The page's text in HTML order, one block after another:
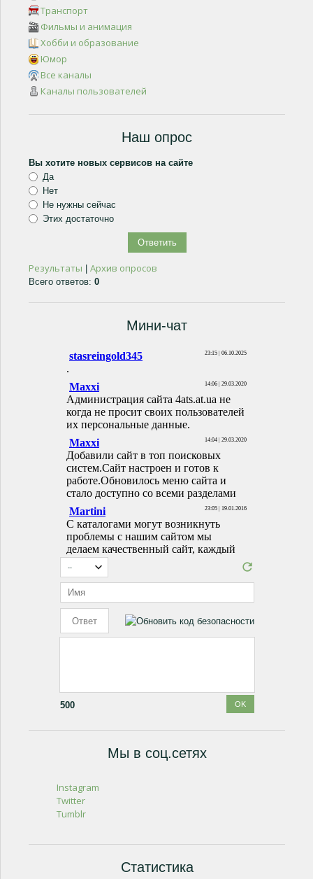
Транспорт
Фильмы и анимация
Хобби и образование
Юмор
Все каналы
Каналы пользователей
Наш опрос
Вы хотите новых сервисов на сайте
Да
Нет
Не нужны сейчас
Этих достаточно
Результаты Архив опросов
Всего ответов: 0
Мини-чат
500
Мы в соц.сетях
Instagram
Twitter
Tumblr
Статистика